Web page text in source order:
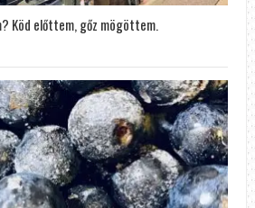
Köd előttem, gőz mögöttem.